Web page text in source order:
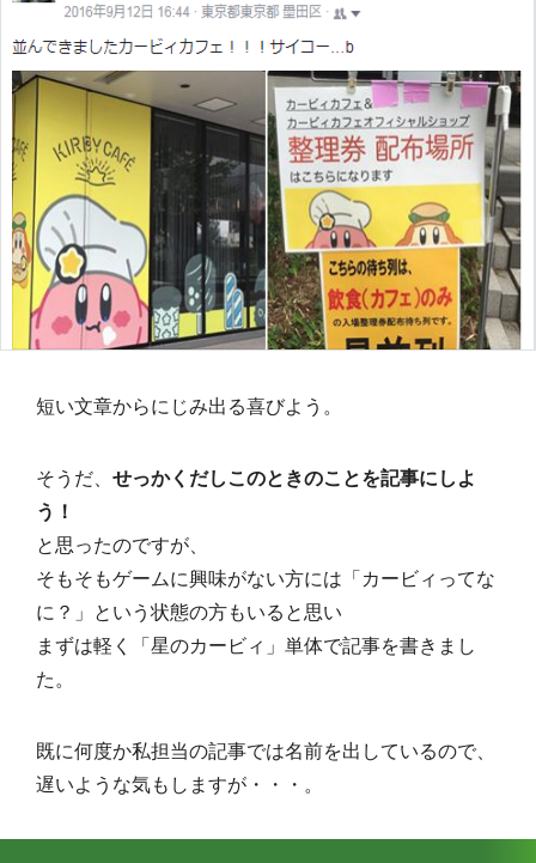
短い文章からにじみ出る喜びよう。
そうだ、 せっかくだしこのときのことを記事にしよ
う！
と思ったのですが、
そもそもゲームに興味がない方には「カービィってな
に？」という状態の方もいると思い
まずは軽く「星のカービィ」単体で記事を書きまし
た。
既に何度か私担当の記事では名前を出しているので、
遅いような気もしますが・・・。